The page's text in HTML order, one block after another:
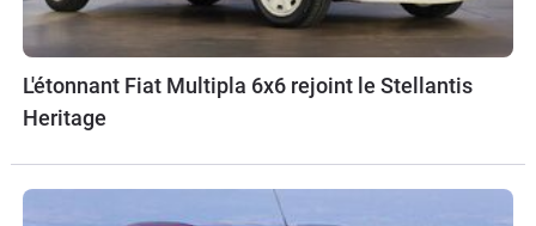
L'étonnant Fiat Multipla 6x6 rejoint le Stellantis
Heritage